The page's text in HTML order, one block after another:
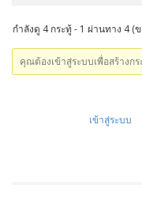
กำลังดู 4 กระทู้ - 1 ผ่านทาง 4 (
คุณต้องเข้าสู่ระบบเพื่อสร้างก
เข้าสู่ระบบ